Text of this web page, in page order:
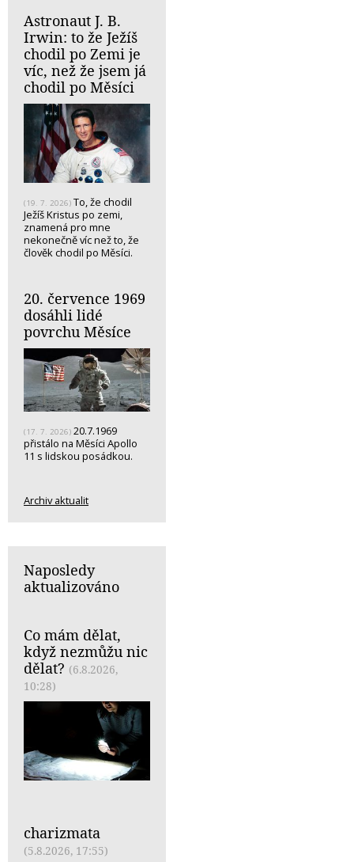
Astronaut J. B.
Irwin: to že Ježíš
chodil po Zemi je
víc, než že jsem já
chodil po Měsíci
(19. 7. 2026) To, že chodil
Ježíš Kristus po zemi,
znamená pro mne
nekonečně víc než to, že
člověk chodil po Měsíci.
20. července 1969
dosáhli lidé
povrchu Měsíce
(17. 7. 2026) 20.7.1969
přistálo na Měsíci Apollo
11 s lidskou posádkou.
Archiv aktualit
Naposledy
aktualizováno
Co mám dělat,
když nezmůžu nic
dělat? (6.8.2026,
10:28)
charizmata
(5.8.2026, 17:55)